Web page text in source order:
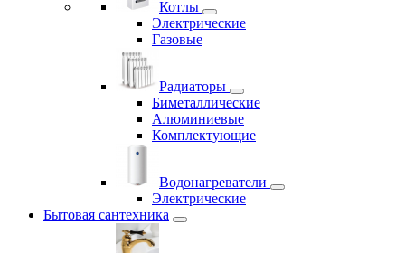
Котлы
Электрические
Газовые
Радиаторы
Биметаллические
Алюминиевые
Комплектующие
Водонагреватели
Электрические
Бытовая сантехника